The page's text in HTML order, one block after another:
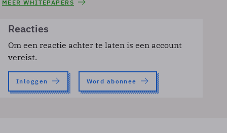
MEER WHITEPAPERS
Reacties
Om een reactie achter te laten is een account
vereist.
Inloggen Word abonnee